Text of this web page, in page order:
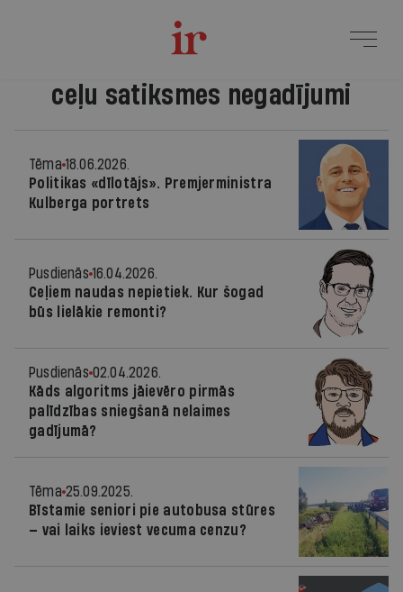
ceļu satiksmes negadījumi
Tēma 18.06.2026.
Politikas «dīlotājs». Premjerministra
Kulberga portrets
Pusdienās 16.04.2026.
Ceļiem naudas nepietiek. Kur šogad
būs lielākie remonti?
Pusdienās 02.04.2026.
Kāds algoritms jāievēro pirmās
palīdzības sniegšanā nelaimes
gadījumā?
Tēma 25.09.2025.
Bīstamie seniori pie autobusa stūres
— vai laiks ieviest vecuma cenzu?